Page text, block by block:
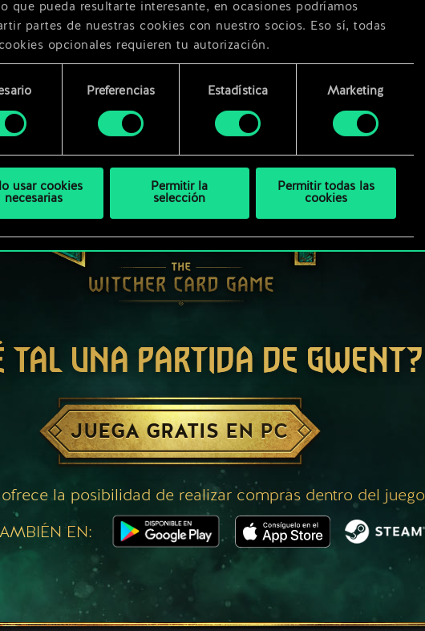
que pueda resultarte interesante, en ocasiones podríamos
partes de nuestras cookies con nuestro socios. Eso sí, todas
opcionales requieren tu autorización.
todos los detalles sobre nuestro uso de las cookies y
Preferencias Estadística Marketing
usar cookies
necesarias
Permitir la
selección
Permitir todas las
cookies
TAL UNA PARTIDA DE GWENT?
JUEGA GRATIS EN PC
ofrece la posibilidad de realizar compras dentro del juego
EN: